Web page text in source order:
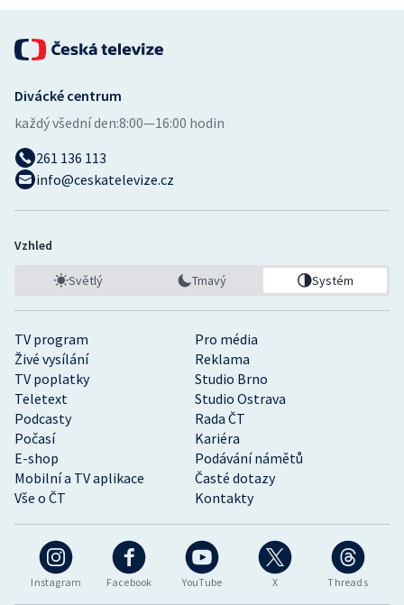
Rychlobruslení
Short track
Sportovní střelba
Stolní tenis
Vodní slalom
Volejbal
Ostatní
Instagram Facebook YouTube X Threads
TV program
Pro média
Živé vysílání
Reklama
TV poplatky
Studio Brno
Teletext
Studio Ostrava
Podcasty
Rada ČT
Počasí
Kariéra
E-shop
Podávání námětů
Mobilní a TV aplikace
Časté dotazy
Vše o ČT
Kontakty
Divácké centrum
každý všední den:8:00—16:00 hodin
261 136 113
info@ceskatelevize.cz
Vzhled
Světlý Tmavý Systém